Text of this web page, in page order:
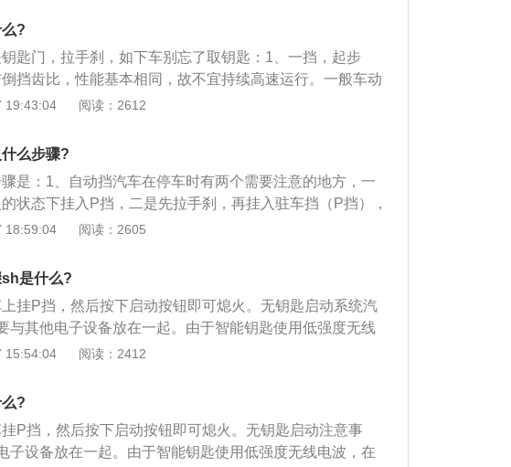
肯定会在车辆用户手册上说明，可是我们在任何一本用户
似说法，厂家的说明是：直接P挡，拉手制动，熄火走人。
方法来停车，但是如果依照这类方式来停车，那样有可能
吃力，这干系到P挡的基本工作原理，对于配备电子挡把
感受到这种感觉，因为摘挡力是反馈不到挡把上。发动机
只有当变速杆处在挡位P或N的位置，才能够启动发动机。
，例如D、R等位置，发动机无法启动。这一个限制的目的
前后左右的物品形成相碰。如果新手启动不了发动机，应
?
匙门，拉手刹，如下车别忘了取钥匙：1、一挡，起步
挡齿比，性能基本相同，故不宜持续高速运行。一般车动
挡；2、二挡，通过挡，主要用于通过复杂路面和处理复
3、三挡，过渡挡，主要用于城市道路中的低速行驶，看
的过渡到四挡，减速可以方便的减至二挡；4、四挡，行车
的高速行驶，经济行驶，多数车辆的最经济车速都会出现
五挡，高速挡，主要用于高速公路长途行驶。
19:43:04 阅读：2612
么步骤?
是：1、自动挡汽车在停车时有两个需要注意的地方，一
状态下挂入P挡，二是先拉手刹，再挂入驻车挡（P挡），
而不是作用在P挡上；2、汽车停止时，先减速，踩往刹
冲击；3、熄火，这时电不会断，因为没挂入P挡，钥匙拔
，松开脚刹，这里能感觉到力量已经作用在手刹上了，车平
，以免力量作用在P挡上；断电，拔钥匙。
18:59:04 阅读：2605
是什么?
挂P挡，然后按下启动按钮即可熄火。无钥匙启动系统汽
与其他电子设备放在一起。由于智能钥匙使用低强度无线
况下可能无法正常工作；2、经常把智能车钥匙和手机放
耗过多的能量。因此，不要将智能钥匙放在电视机或电脑
15:54:04 阅读：2412
?
P挡，然后按下启动按钮即可熄火。无钥匙启动注意事
子设备放在一起。由于智能钥匙使用低强度无线电波，在